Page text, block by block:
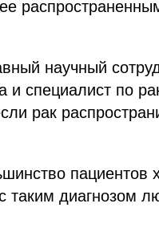
научный
и специалист по
рак
пациентов
таким диагнозом